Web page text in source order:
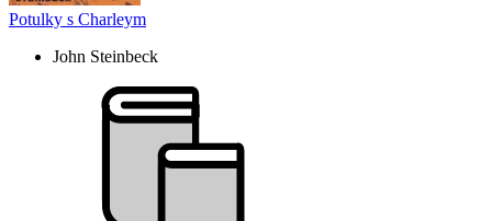
Potulky s Charleym
John Steinbeck